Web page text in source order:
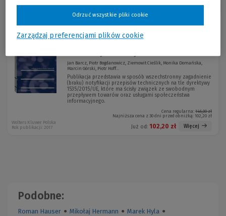
Sortuj:
Jan Barcz, Piotr Bogdanowicz, Ziemowit Cieślik, Monika Domańska,
Marcin Górski, Piotr Hoff...
Publikacja przedstawia w sposób wszechstronny zagadnienie
(braku) notyfikacji przepisów technicznych na tle dyrektywy
1535/2015/UE, które ma ścisły związek ze swobodnym
przepływem towarów oraz usługami społeczeństwa
informacyjnego.
Cena regularna: 146,00 zł
Najniższa cena z 30 dni przed obniżką: 102,20 zł
Już od: 102,20 zł Więcej
Wolters Kluwer Polska
Rok publikacji: 2017
Podobne:
Roman Hauser ● Mikołaj Hermann ● Marek Hyla ●
Zarządzaj preferencjami plików cookie
Odrzuć wszystkie pliki cookie